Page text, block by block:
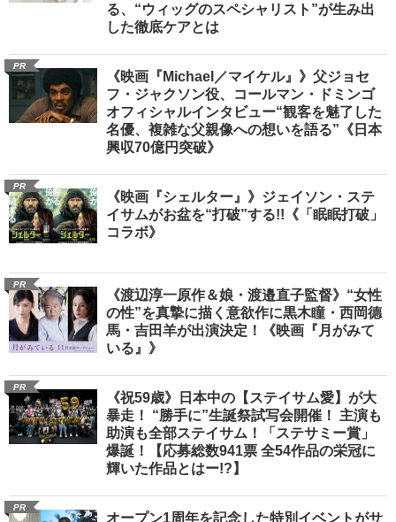
る、“ウィッグのスペシャリスト”が生み出
した徹底ケアとは
PR
《映画『Michael／マイケル』》父ジョセ
フ・ジャクソン役、コールマン・ドミンゴ
オフィシャルインタビュー“観客を魅了した
名優、複雑な父親像への想いを語る”《日本
興収70億円突破》
PR
《映画『シェルター』》ジェイソン・ステ
イサムがお盆を“打破”する!!《「眠眠打破」
コラボ》
PR
《渡辺淳一原作＆娘・渡邉直子監督》“女性
の性”を真摯に描く意欲作に黒木瞳・西岡德
馬・吉田羊が出演決定！《映画『月がみて
いる』》
PR
《祝59歳》日本中の【ステイサム愛】が大
暴走！ “勝手に”生誕祭試写会開催！ 主演も
助演も全部ステイサム！「ステサミー賞」
爆誕！【応募総数941票 全54作品の栄冠に
輝いた作品とはー!?】
PR
オープン1周年を記念した特別イベントがサ